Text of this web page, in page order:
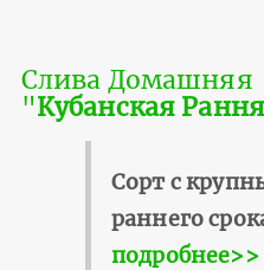
Слива Домашняя
"Кубанская
Сорт с
раннего
подробнее>>